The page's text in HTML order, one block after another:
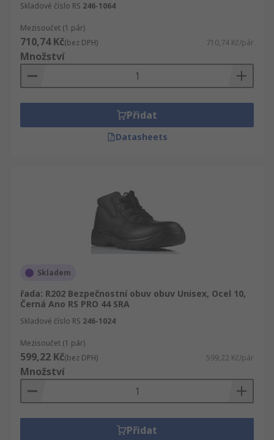
Skladové číslo RS 246-1064
Mezisoučet (1 pár)
710,74 Kč(bez DPH) 710,74 Kč/pár
Množství
Přidat
Datasheets
Skladem
řada: R202 Bezpečnostní obuv obuv Unisex, Ocel 10,
Černá Ano RS PRO 44 SRA
Skladové číslo RS 246-1024
Mezisoučet (1 pár)
599,22 Kč(bez DPH) 599,22 Kč/pár
Množství
Přidat